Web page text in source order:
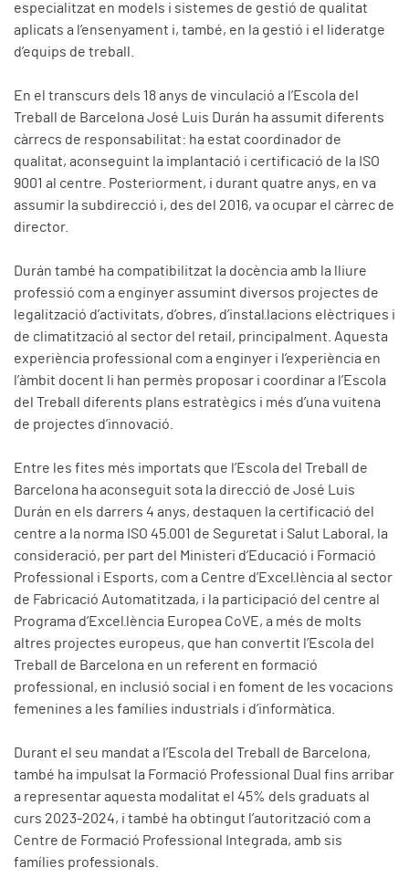
especialitzat en models i sistemes de gestió de qualitat
aplicats a l’ensenyament i, també, en la gestió i el lideratge
d’equips de treball.
En el transcurs dels 18 anys de vinculació a l’Escola del
Treball de Barcelona José Luis Durán ha assumit diferents
càrrecs de responsabilitat: ha estat coordinador de
qualitat, aconseguint la implantació i certificació de la ISO
9001 al centre. Posteriorment, i durant quatre anys, en va
assumir la subdirecció i, des del 2016, va ocupar el càrrec de
director.
Durán també ha compatibilitzat la docència amb la lliure
professió com a enginyer assumint diversos projectes de
legalització d’activitats, d’obres, d’instal·lacions elèctriques i
de climatització al sector del retail, principalment. Aquesta
experiència professional com a enginyer i l’experiència en
l’àmbit docent li han permès proposar i coordinar a l’Escola
del Treball diferents plans estratègics i més d’una vuitena
de projectes d’innovació.
Entre les fites més importats que l’Escola del Treball de
Barcelona ha aconseguit sota la direcció de José Luis
Durán en els darrers 4 anys, destaquen la certificació del
centre a la norma ISO 45.001 de Seguretat i Salut Laboral, la
consideració, per part del Ministeri d’Educació i Formació
Professional i Esports, com a Centre d’Excel·lència al sector
de Fabricació Automatitzada, i la participació del centre al
Programa d’Excel·lència Europea CoVE, a més de molts
altres projectes europeus, que han convertit l’Escola del
Treball de Barcelona en un referent en formació
professional, en inclusió social i en foment de les vocacions
femenines a les famílies industrials i d’informàtica.
Durant el seu mandat a l’Escola del Treball de Barcelona,
també ha impulsat la Formació Professional Dual fins arribar
a representar aquesta modalitat el 45% dels graduats al
curs 2023-2024, i també ha obtingut l’autorització com a
Centre de Formació Professional Integrada, amb sis
famílies professionals.